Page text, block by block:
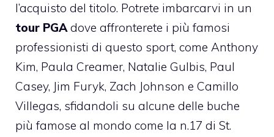
l’acquisto del titolo. Potrete imbarcarvi in un
tour PGAdove affronterete i più famosi
professionisti di questo sport, come Anthony
Kim, Paula Creamer, Natalie Gulbis, Paul
Casey, Jim Furyk, Zach Johnson e Camillo
Villegas, sfidandoli su alcune delle buche
più famose al mondo come la n.17 di St.